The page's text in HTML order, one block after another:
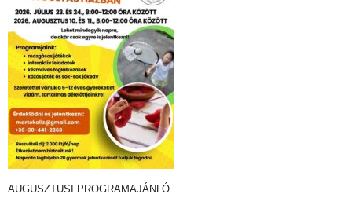
AUGUSZTUSI PROGRAMAJÁNLÓ…